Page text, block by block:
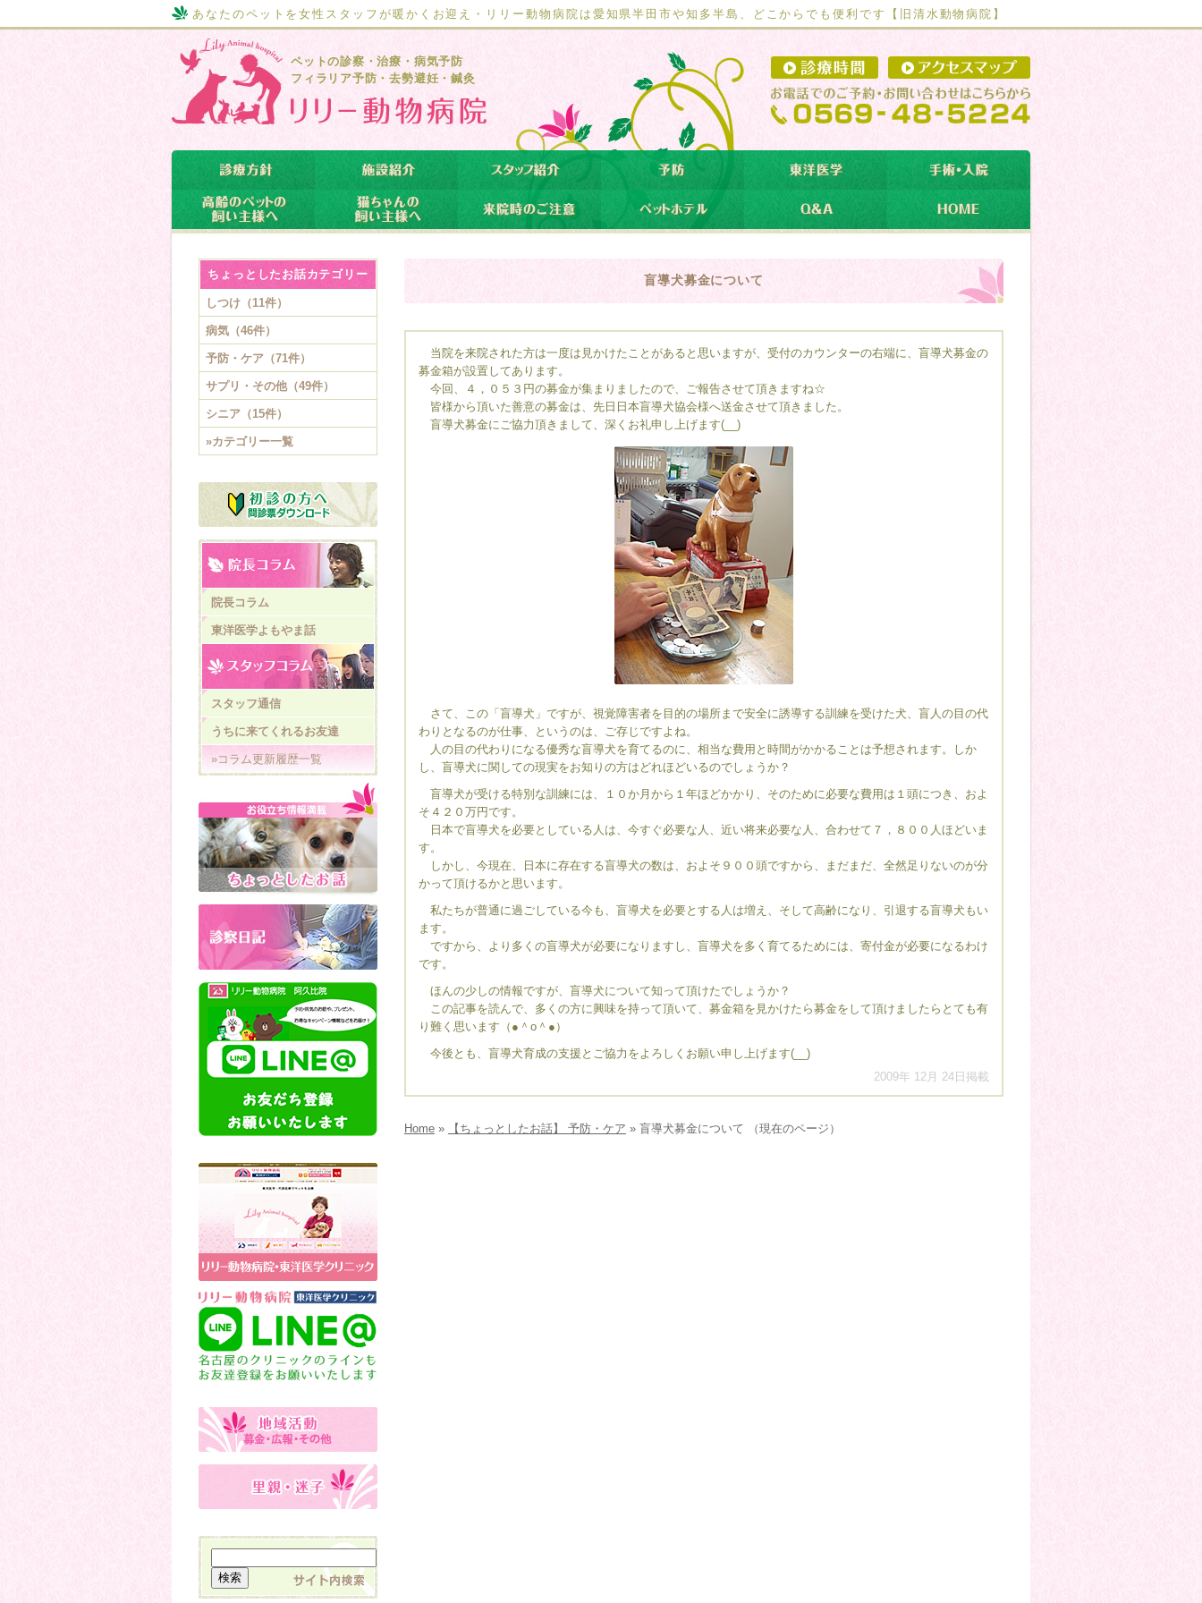
あなたのペットを女性スタッフが暖かくお迎え・リリー動物病院は愛知県半田市や知多半島、どこからでも便利です【 旧清水動物病院】
ペットの診察・治療・病気予防
フィラリア予防・去勢避妊・鍼灸
盲導犬募金について
当院を来院された方は一度は見かけたことがあると思いますが、受付のカウンターの右端に、盲導犬募金の
募金箱が設置してあります。
今回、４，０５３円の募金が集まりましたので、ご報告させて頂きますね☆
皆様から頂いた善意の募金は、先日日本盲導犬協会様へ送金させて頂きました。
盲導犬募金にご協力頂きまして、深くお礼申し上げます(__)
さて、この「盲導犬」ですが、視覚障害者を目的の場所まで安全に誘導する訓練を受けた犬、盲人の目の代
わりとなるのが仕事、というのは、ご存じですよね。
人の目の代わりになる優秀な盲導犬を育てるのに、相当な費用と時間がかかることは予想されます。しか
し、盲導犬に関しての現実をお知りの方はどれほどいるのでしょうか？
盲導犬が受ける特別な訓練には、１０か月から１年ほどかかり、そのために必要な費用は１頭につき、およ
そ４２０万円です。
日本で盲導犬を必要としている人は、今すぐ必要な人、近い将来必要な人、合わせて７，８００人ほどいま
す。
しかし、今現在、日本に存在する盲導犬の数は、およそ９００頭ですから、まだまだ、全然足りないのが分
かって頂けるかと思います。
私たちが普通に過ごしている今も、盲導犬を必要とする人は増え、そして高齢になり、引退する盲導犬もい
ます。
ですから、より多くの盲導犬が必要になりますし、盲導犬を多く育てるためには、寄付金が必要になるわけ
です。
ほんの少しの情報ですが、盲導犬について知って頂けたでしょうか？
この記事を読んで、多くの方に興味を持って頂いて、募金箱を見かけたら募金をして頂けましたらとても有
り難く思います（●＾o＾●）
今後とも、盲導犬育成の支援とご協力をよろしくお願い申し上げます(__)
2009年 12月 24日掲載
Home » 【ちょっとしたお話】 予防・ケア » 盲導犬募金について （現在のページ）
ちょっとしたお話カテゴリー
しつけ（11件）
病気（46件）
予防・ケア（71件）
サプリ・その他（49件）
シニア（15件）
»カテゴリー一覧
院長コラム
東洋医学よもやま話
スタッフ通信
うちに来てくれるお友達
»コラム更新履歴一覧